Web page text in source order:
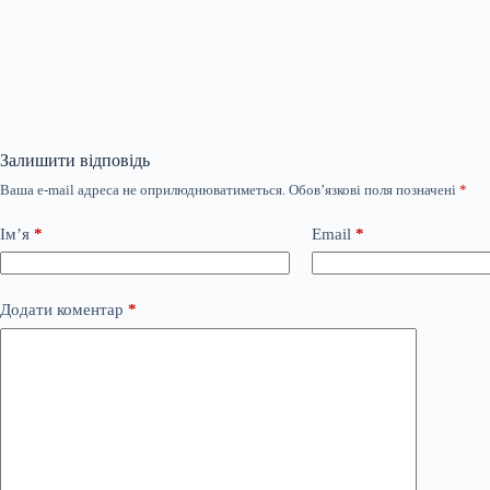
Залишити відповідь
Ваша e-mail адреса не оприлюднюватиметься. Обов’язкові поля позначені *
Ім’я * Email *
Додати коментар *